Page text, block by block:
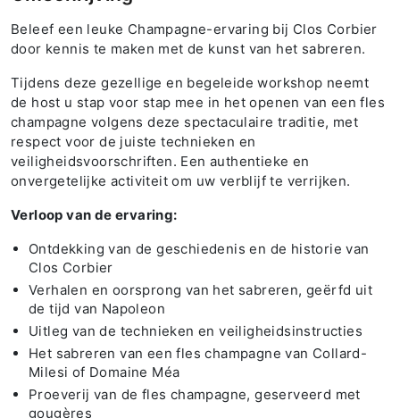
Beleef een leuke Champagne-ervaring bij Clos Corbier
door kennis te maken met de kunst van het sabreren.
Tijdens deze gezellige en begeleide workshop neemt
de host u stap voor stap mee in het openen van een fles
champagne volgens deze spectaculaire traditie, met
respect voor de juiste technieken en
veiligheidsvoorschriften. Een authentieke en
onvergetelijke activiteit om uw verblijf te verrijken.
Verloop van de ervaring:
Ontdekking van de geschiedenis en de historie van
Clos Corbier
Verhalen en oorsprong van het sabreren, geërfd uit
de tijd van Napoleon
Uitleg van de technieken en veiligheidsinstructies
Het sabreren van een fles champagne van Collard-
Milesi of Domaine Méa
Proeverij van de fles champagne, geserveerd met
gougères